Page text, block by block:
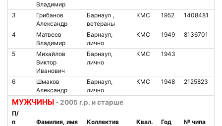
Владимир
3
Грибанов
Александр
Барнаул ,
ветераны
КМС 1952 1408481
4
Матвеев
Владимир
Барнаул,
лично
КМС 1949 8136701
5
Михайлов
Виктор
Иванович
Барнаул,
лично
КМС 1943
6
Шмаков
Александр
Барнаул,
лично
КМС 1948 2125823
МУЖЧИНЫ - 2005 г.р. и старше
П/
п
Фамилия, имя Коллектив Квал. Год
№ чипа